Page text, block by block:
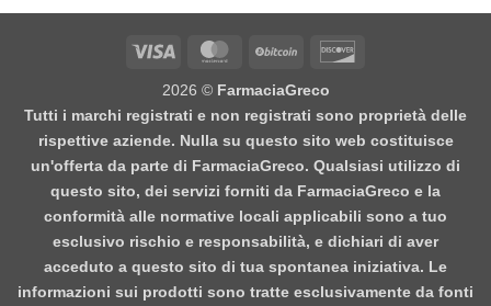
Visa MasterCardBitCoin
2026 © FarmaciaGreco
Tutti i marchi registrati e non registrati sono proprietà delle
rispettive aziende. Nulla su questo sito web costituisce
un'offerta da parte di FarmaciaGreco. Qualsiasi utilizzo di
questo sito, dei servizi forniti da FarmaciaGreco e la
conformità alle normative locali applicabili sono a tuo
esclusivo rischio e responsabilità, e dichiari di aver
acceduto a questo sito di tua spontanea iniziativa. Le
informazioni sui prodotti sono tratte esclusivamente da fonti